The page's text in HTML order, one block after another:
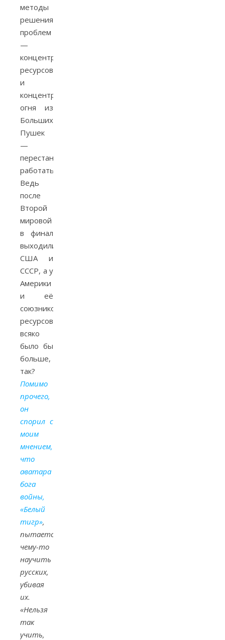
методы
решения
проблем
—
концентрация
ресурсов
и
концентрация
огня из
Больших
Пушек
—
перестанут
работать.
Ведь
после
Второй
мировой
в финал
выходили
США и
СССР, а у
Америки
и её
союзников
ресурсов
всяко
было бы
больше,
так?
Помимо
прочего,
он
спорил с
моим
мнением,
что
аватара
бога
войны,
«Белый
тигр»,
пытается
чему-то
научить
русских,
убивая
их.
«Нельзя
так
учить,